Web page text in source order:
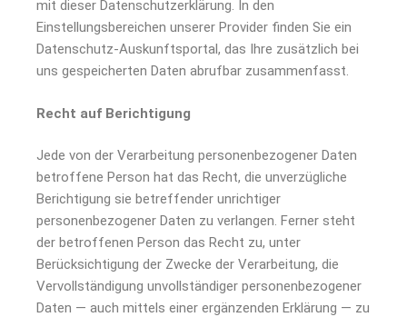
mit dieser Datenschutzerklärung. In den
Einstellungsbereichen unserer Provider finden Sie ein
Datenschutz-Auskunftsportal, das Ihre zusätzlich bei
uns gespeicherten Daten abrufbar zusammenfasst.
Recht auf Berichtigung
Jede von der Verarbeitung personenbezogener Daten
betroffene Person hat das Recht, die unverzügliche
Berichtigung sie betreffender unrichtiger
personenbezogener Daten zu verlangen. Ferner steht
der betroffenen Person das Recht zu, unter
Berücksichtigung der Zwecke der Verarbeitung, die
Vervollständigung unvollständiger personenbezogener
Daten — auch mittels einer ergänzenden Erklärung — zu